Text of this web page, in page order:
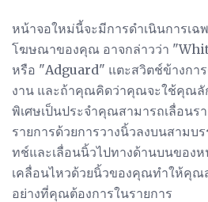
หน้าจอใหม่นี้จะมีการดำเนินการเฉ
โฆษณาของคุณ อาจกล่าวว่า
หรือ "Adguard" แตะสวิตช์ข้างการ
งาน และถ้าคุณคิดว่าคุณจะใช้คุณ
พิเศษเป็นประจำคุณสามารถเลื่อนร
รายการด้วยการวางนิ้วลงบนสามบ
ทช์และเลื่อนนิ้วไปทางด้านบนของ
เคลื่อนไหวด้วยนิ้วของคุณทำให้คุณ
อย่างที่คุณต้องการในรายการ